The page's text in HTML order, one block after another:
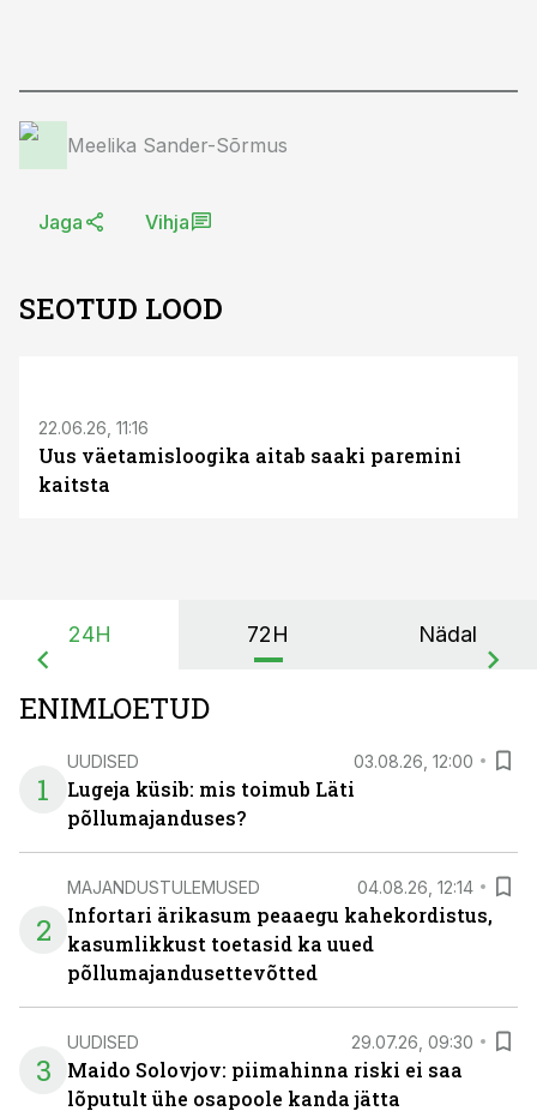
Meelika Sander-Sõrmus
Jaga Vihja
SEOTUD LOOD
22.06.26, 11:16
Uus väetamisloogika aitab saaki paremini
kaitsta
24H 72H Nädal
ENIMLOETUD
1
UUDISED 03.08.26, 12:00
Lugeja küsib: mis toimub Läti
põllumajanduses?
2
MAJANDUSTULEMUSED 04.08.26, 12:14
Infortari ärikasum peaaegu kahekordistus,
kasumlikkust toetasid ka uued
põllumajandusettevõtted
3
UUDISED 29.07.26, 09:30
Maido Solovjov: piimahinna riski ei saa
lõputult ühe osapoole kanda jätta